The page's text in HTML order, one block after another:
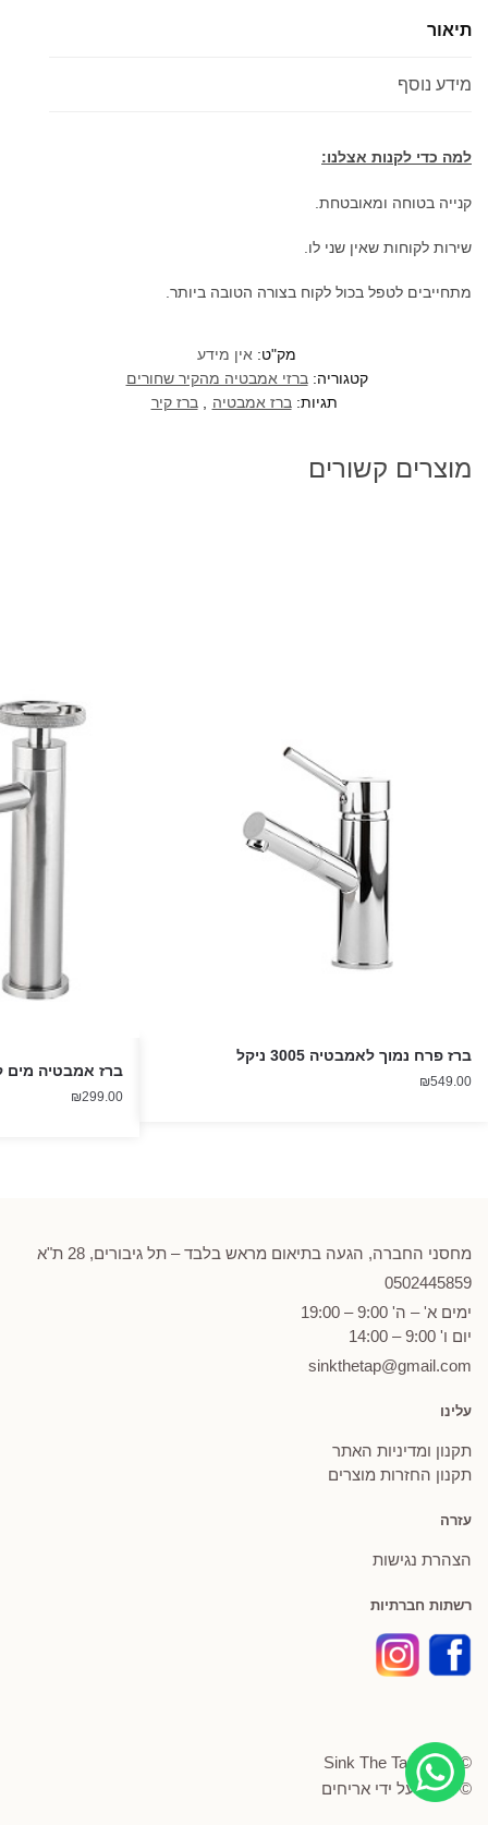
במגוון
לכיור
תיאור
מידע נוסף
למה כדי לקנות אצלנו:
קנייה בטוחה ומאובטחת.
שירות לקוחות שאין שני לו.
מתחייבים לטפל בכול לקוח בצורה הטובה ביותר.
מק"ט: אין מידע
קטגוריה:ברזי אמבטיה מהקיר שחורים
תגיות:ברז אמבטיה ,ברז קיר
מוצרים קשורים
ברז פרח נמוך לאמבטיה 3005 ניקל
₪549.00
ברז אמבטיה מים קרים
₪299.00
מחסני החברה, הגעה בתיאום מראש בלבד – תל גיבורים, 28 ת"א
0502445859
ימים א' – ה' 9:00 – 19:00
יום ו' 9:00 – 14:00
sinkthetap@gmail.com
עלינו
תקנון ומדיניות האתר
תקנון החזרות מוצרים
עזרה
הצהרת נגישות
רשתות חברתיות
© Sink The Tap 2026
© פותח על ידי אריחים